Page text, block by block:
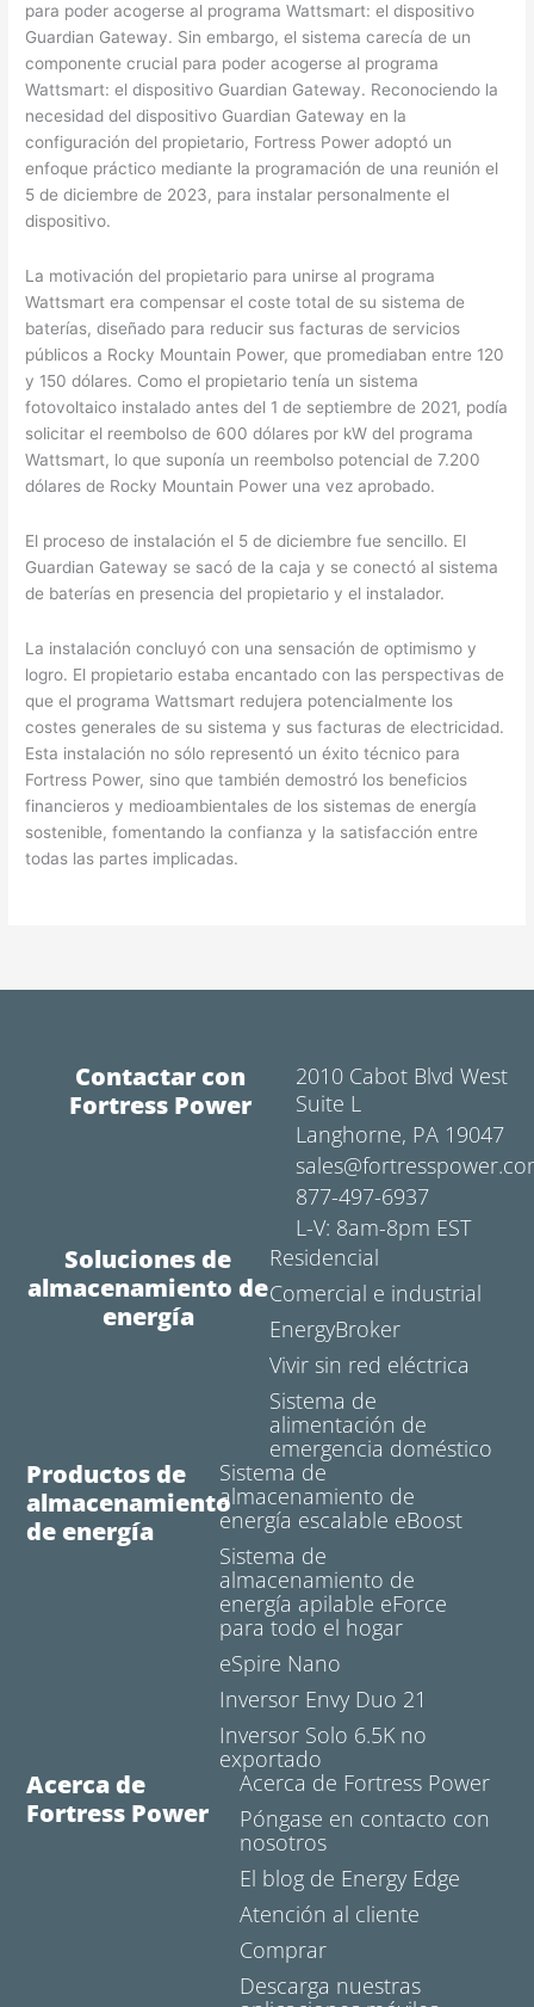
para poder acogerse al programa Wattsmart: el dispositivo
Guardian Gateway. Sin embargo, el sistema carecía de un
componente crucial para poder acogerse al programa
Wattsmart: el dispositivo Guardian Gateway. Reconociendo la
necesidad del dispositivo Guardian Gateway en la
configuración del propietario, Fortress Power adoptó un
enfoque práctico mediante la programación de una reunión el
5 de diciembre de 2023, para instalar personalmente el
dispositivo.
La motivación del propietario para unirse al programa
Wattsmart era compensar el coste total de su sistema de
baterías, diseñado para reducir sus facturas de servicios
públicos a Rocky Mountain Power, que promediaban entre 120
y 150 dólares. Como el propietario tenía un sistema
fotovoltaico instalado antes del 1 de septiembre de 2021, podía
solicitar el reembolso de 600 dólares por kW del programa
Wattsmart, lo que suponía un reembolso potencial de 7.200
dólares de Rocky Mountain Power una vez aprobado.
El proceso de instalación el 5 de diciembre fue sencillo. El
Guardian Gateway se sacó de la caja y se conectó al sistema
de baterías en presencia del propietario y el instalador.
La instalación concluyó con una sensación de optimismo y
logro. El propietario estaba encantado con las perspectivas de
que el programa Wattsmart redujera potencialmente los
costes generales de su sistema y sus facturas de electricidad.
Esta instalación no sólo representó un éxito técnico para
Fortress Power, sino que también demostró los beneficios
financieros y medioambientales de los sistemas de energía
sostenible, fomentando la confianza y la satisfacción entre
todas las partes implicadas.
Contactar con
Fortress Power
2010 Cabot Blvd West
Suite L
Langhorne, PA 19047
877-497-6937
L-V: 8am-8pm EST
Soluciones de
almacenamiento de
energía
Residencial
Comercial e industrial
EnergyBroker
Vivir sin red eléctrica
Sistema de
alimentación de
emergencia doméstico
Productos de
almacenamiento
de energía
Sistema de
almacenamiento de
energía escalable eBoost
Sistema de
almacenamiento de
energía apilable eForce
para todo el hogar
eSpire Nano
Inversor Envy Duo 21
Inversor Solo 6.5K no
exportado
Acerca de
Fortress Power
Acerca de Fortress Power
Póngase en contacto con
nosotros
El blog de Energy Edge
Atención al cliente
Comprar
Descarga nuestras